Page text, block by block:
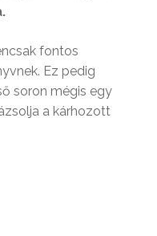
fontos
Ez pedig
soron mégis egy
a kárhozott